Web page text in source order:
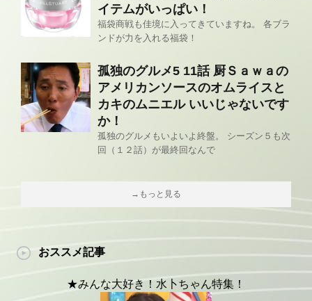
イテムがいっぱい！
福袋商戦も佳境に入ってきていますね。 各ブラ
ンドが力を入れる福袋！
孤独のグルメ5 11話 厨Ｓａｗａの
アメリカンソースのオムライスと
カキのムニエル いいじゃないです
か！
孤独のグルメもいよいよ終盤。 シーズン５も次
回（１２話）が最終回なんで
→もっと見る
おススメ記事
★みんな大好き！水卜ちゃん特集！